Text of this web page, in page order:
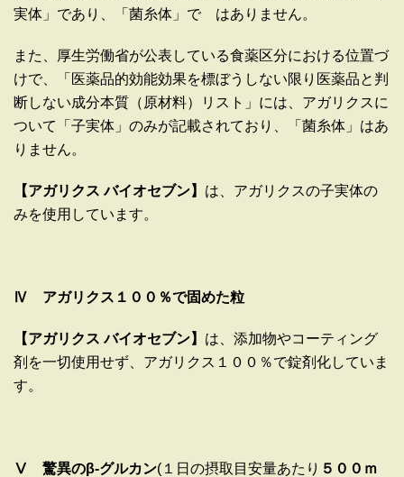
実体」であり、「菌糸体」で はありません。
また、厚生労働省が公表している食薬区分における位置づ
けで、「医薬品的効能効果を標ぼうしない限り医薬品と判
断しない成分本質（原材料）リスト」には、アガリクスに
ついて「子実体」のみが記載されており、「菌糸体」はあ
りません。
【アガリクス バイオセブン】 は、アガリクスの子実体の
みを使用しています。
Ⅳ アガリクス１００％で固めた粒
【アガリクス バイオセブン】 は、添加物やコーティング
剤を一切使用せず、アガリクス１００％で錠剤化していま
す。
Ⅴ 驚異のβ-グルカン( １日の摂取目安量あたり ５００ｍ